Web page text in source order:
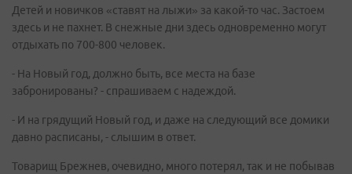
Детей и новичков «ставят на лыжи» за какой-то час. Застоем
здесь и не пахнет. В снежные дни здесь одновременно могут
отдыхать по 700-800 человек.
- На Новый год, должно быть, все места на базе
забронированы? - спрашиваем с надеждой.
- И на грядущий Новый год, и даже на следующий все домики
давно расписаны, - слышим в ответ.
Товарищ Брежнев, очевидно, много потерял, так и не побывав